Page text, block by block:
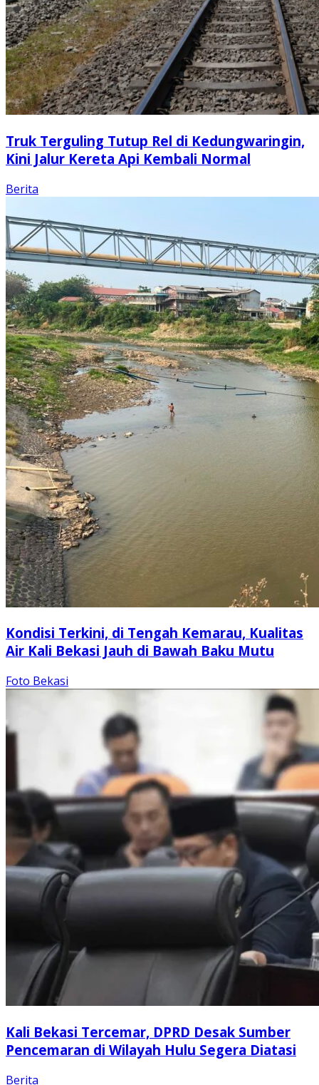
Truk Terguling Tutup Rel di Kedungwaringin,
Kini Jalur Kereta Api Kembali Normal
Berita
Kondisi Terkini, di Tengah Kemarau, Kualitas
Air Kali Bekasi Jauh di Bawah Baku Mutu
Foto Bekasi
Kali Bekasi Tercemar, DPRD Desak Sumber
Pencemaran di Wilayah Hulu Segera Diatasi
Berita